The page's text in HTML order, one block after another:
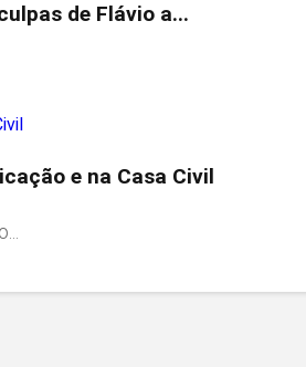
de Flávio a...
e na Casa Civil